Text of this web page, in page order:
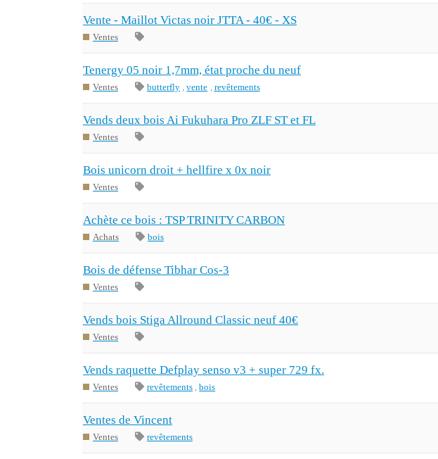
Vente - Maillot Victas noir JTTA - 40€ - XS
Ventes
Tenergy 05 noir 1,7mm, état proche du neuf
Ventes butterfly ,vente , revêtements
Vends deux bois Ai Fukuhara Pro ZLF ST et FL
Ventes
Bois unicorn droit + hellfire x 0x noir
Ventes
Achète ce bois : TSP TRINITY CARBON
Achats bois
Bois de défense Tibhar Cos-3
Ventes
Vends bois Stiga Allround Classic neuf 40€
Ventes
Vends raquette Defplay senso v3 + super 729 fx.
Ventes revêtements ,bois
Ventes de Vincent
Ventes revêtements